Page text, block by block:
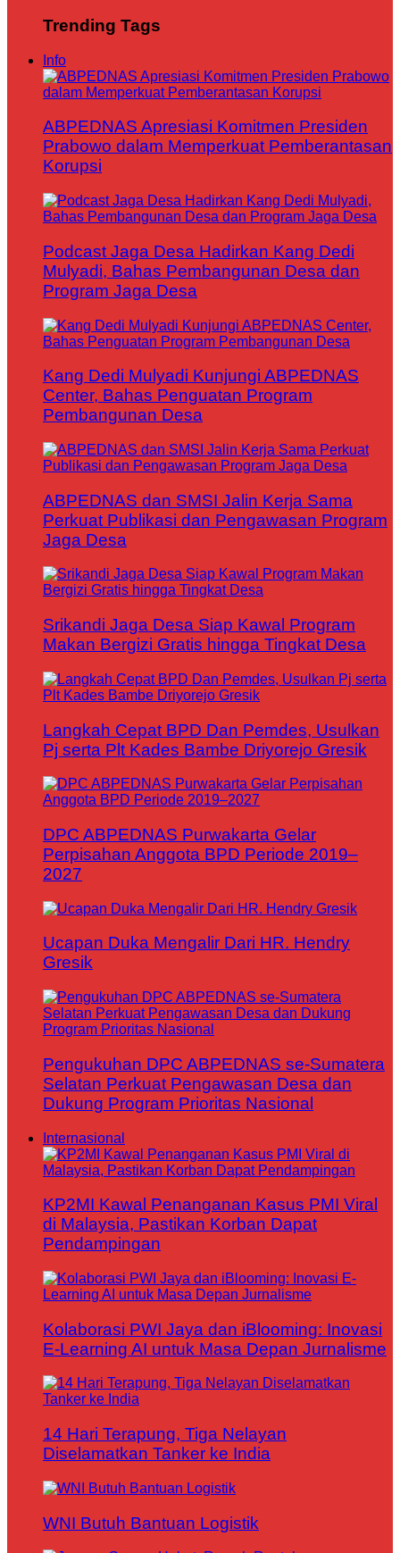
Trending Tags
Info
ABPEDNAS Apresiasi Komitmen Presiden
Prabowo dalam Memperkuat Pemberantasan
Korupsi
Podcast Jaga Desa Hadirkan Kang Dedi
Mulyadi, Bahas Pembangunan Desa dan
Program Jaga Desa
Kang Dedi Mulyadi Kunjungi ABPEDNAS
Center, Bahas Penguatan Program
Pembangunan Desa
ABPEDNAS dan SMSI Jalin Kerja Sama
Perkuat Publikasi dan Pengawasan Program
Jaga Desa
Srikandi Jaga Desa Siap Kawal Program
Makan Bergizi Gratis hingga Tingkat Desa
Langkah Cepat BPD Dan Pemdes, Usulkan
Pj serta Plt Kades Bambe Driyorejo Gresik
DPC ABPEDNAS Purwakarta Gelar
Perpisahan Anggota BPD Periode 2019–
2027
Ucapan Duka Mengalir Dari HR. Hendry
Gresik
Pengukuhan DPC ABPEDNAS se-Sumatera
Selatan Perkuat Pengawasan Desa dan
Dukung Program Prioritas Nasional
Internasional
KP2MI Kawal Penanganan Kasus PMI Viral
di Malaysia, Pastikan Korban Dapat
Pendampingan
Kolaborasi PWI Jaya dan iBlooming: Inovasi
E-Learning AI untuk Masa Depan Jurnalisme
14 Hari Terapung, Tiga Nelayan
Diselamatkan Tanker ke India
WNI Butuh Bantuan Logistik